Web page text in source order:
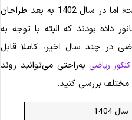
ریاضی تا سال 1401 روال ثابتی داشت؛ اما در سال 1402 به بعد طراحان
داده بودند که البته با توجه به
در چند سال اخیر، کاملا قابل
ریاضیبه‌راحتی می‌توانید روند
بررسی کنید.
سال 1404